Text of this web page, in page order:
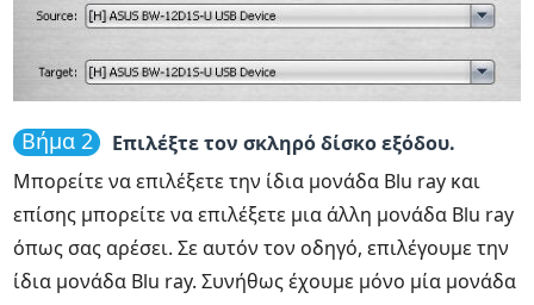
Βήμα 2
Επιλέξτε τον σκληρό δίσκο εξόδου.
Μπορείτε να επιλέξετε την ίδια μονάδα Blu ray και
επίσης μπορείτε να επιλέξετε μια άλλη μονάδα Blu ray
όπως σας αρέσει. Σε αυτόν τον οδηγό, επιλέγουμε την
ίδια μονάδα Blu ray. Συνήθως έχουμε μόνο μία μονάδα